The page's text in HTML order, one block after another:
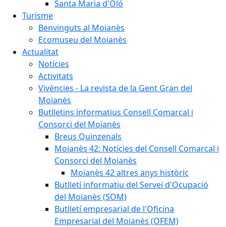
Santa Maria d'Oló
Turisme
Benvinguts al Moianès
Ecomuseu del Moianès
Actualitat
Notícies
Activitats
Vivències - La revista de la Gent Gran del
Moianès
Butlletins informatius Consell Comarcal i
Consorci del Moianès
Breus Quinzenals
Moianès 42: Notícies del Consell Comarcal i
Consorci del Moianès
Moianès 42 altres anys històric
Butlletí informatiu del Servei d'Ocupació
del Moianès (SOM)
Butlletí empresarial de l'Oficina
Empresarial del Moianès (OFEM)